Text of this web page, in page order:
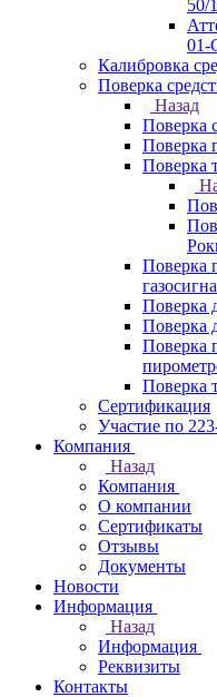
50/
Калибровка
Поверка
Назад
Поверка
Поверка
Поверка
Поверка
Поверка
Поверка
Поверка
Поверка
Сертификация
Участие по
Компания
Назад
Компания
О компании
Сертификаты
Отзывы
Документы
Новости
Информация
Назад
Информация
Реквизиты
Контакты